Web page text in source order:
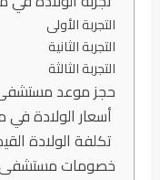
التجربة الأولى
التجربة الثانية
التجربة الثالثة
حجز موعد
أسعار الولادة
تكلفة الولادة
خصومات